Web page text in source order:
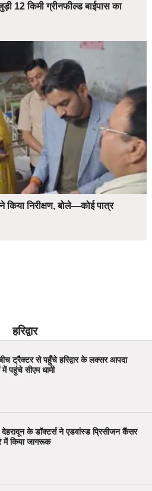
12 किमी ग्रीनफील्ड बाईपास का
निरीक्षण, बोले—कोई पात्र
हरिद्वार
बीच ट्रैक्टर से पहुँचे हरिद्वार के लक्सर आपदा
में पहुंचे सीएम धामी
के डॉक्टर्स ने एडवांस्ड प्रिसीजन कैंसर
में किया जागरूक